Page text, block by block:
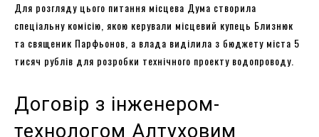
Для розгляду цього питання місцева Дума створила
спеціальну комісію, якою керували місцевий купець Близнюк
та священик Парфьонов, а влада виділила з бюджету міста 5
тисяч рублів для розробки технічного проекту водопроводу.
Договір з інженером-
технологом Алтуховим